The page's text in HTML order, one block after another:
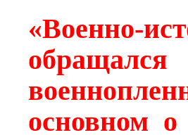
«Военно-
основном